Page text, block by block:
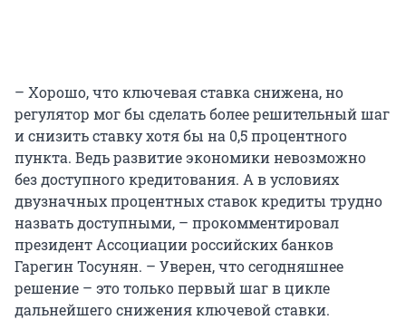
– Хорошо, что ключевая ставка снижена, но
регулятор мог бы сделать более решительный шаг
и снизить ставку хотя бы на 0,5 процентного
пункта. Ведь развитие экономики невозможно
без доступного кредитования. А в условиях
двузначных процентных ставок кредиты трудно
назвать доступными, – прокомментировал
президент Ассоциации российских банков
Гарегин Тосунян. – Уверен, что сегодняшнее
решение – это только первый шаг в цикле
дальнейшего снижения ключевой ставки.